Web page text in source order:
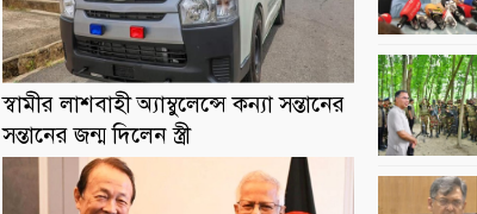
স্বামীর লাশবাহী অ্যাম্বুলেন্সে কন্যা সন্তানের
সন্তানের জন্ম দিলেন স্ত্রী